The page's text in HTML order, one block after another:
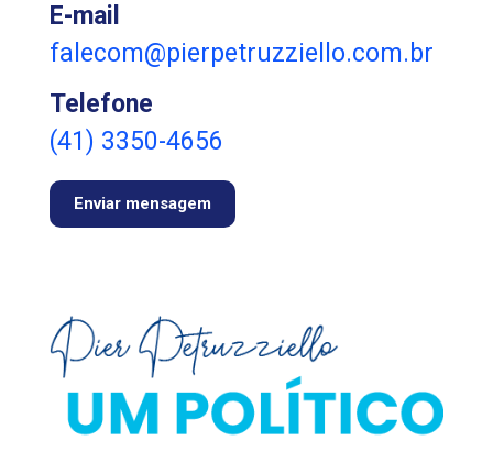
E-mail
falecom@pierpetruzziello.com.br
Telefone
(41) 3350-4656
Enviar mensagem